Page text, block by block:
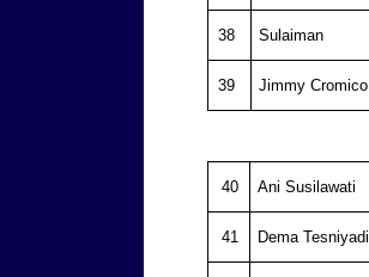
38 Sulaiman
39 Jimmy Cromico
40 Ani Susilawati
41 Dema Tesniyadi